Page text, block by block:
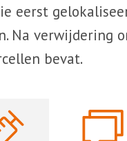
eerst
Na
bevat.